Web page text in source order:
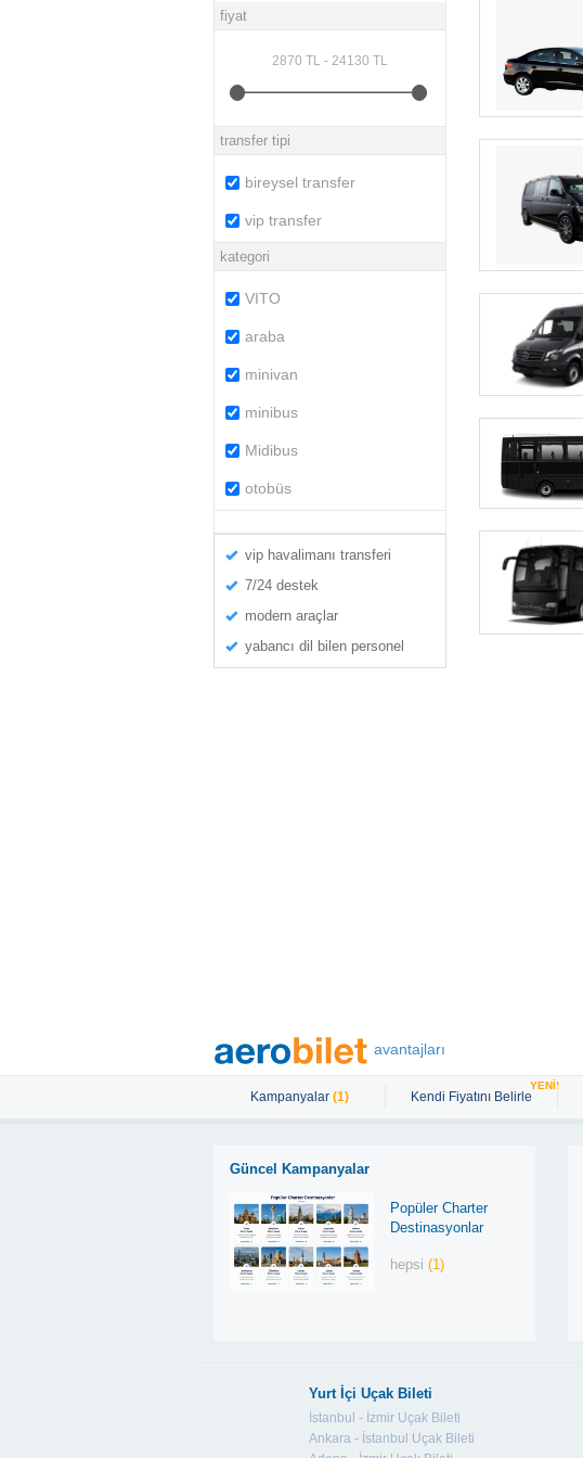
fiyat
transfer tipi
bireysel transfer
vip transfer
kategori
VITO
araba
minivan
minibus
Midibus
otobüs
vip havalimanı transferi
7/24 destek
modern araçlar
yabancı dil bilen personel
avantajları
Kampanyalar (1) Kendi Fiyatını Belirle
YENİ!
Güncel Kampanyalar
Popüler Charter
Destinasyonlar
hepsi(1)
Yurt İçi Uçak Bileti
İstanbul - İzmir Uçak Bileti
Ankara - İstanbul Uçak Bileti